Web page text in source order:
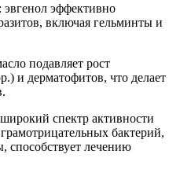
эвгенол эффективно
включая гельминты и
подавляет рост
и дерматофитов, что делает
спектр активности
бактерий,
способствует лечению